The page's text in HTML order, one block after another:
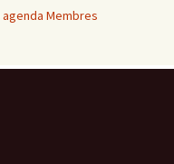
agenda Membres